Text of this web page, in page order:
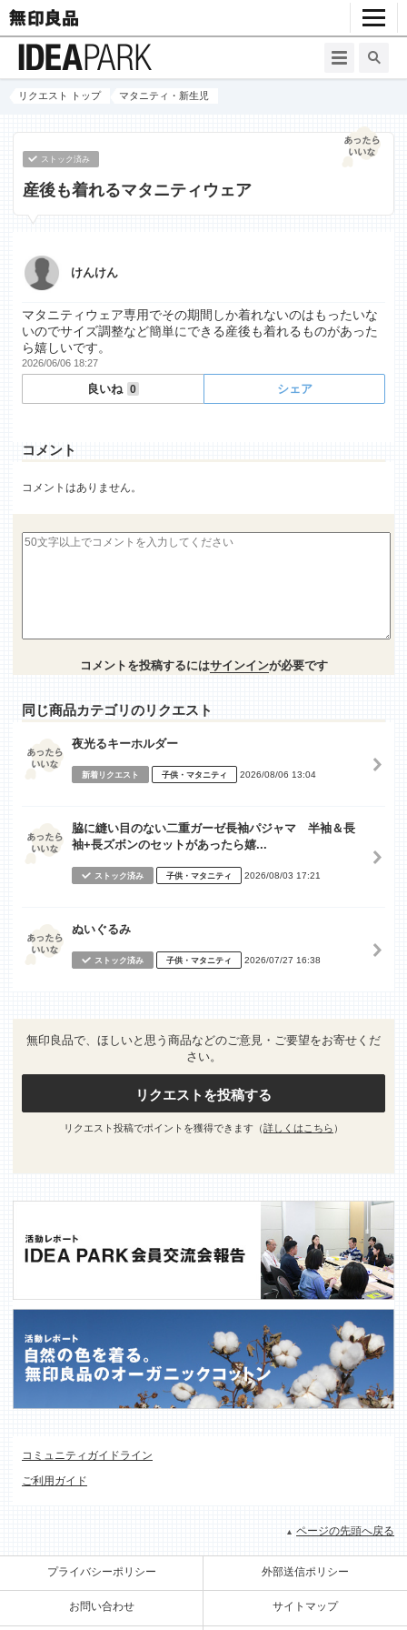
リクエスト トップ マタニティ・新生児
ストック済み
産後も着れるマタニティウェア
けんけん
マタニティウェア専用でその期間しか着れないのはもったいな
いのでサイズ調整など簡単にできる産後も着れるものがあった
ら嬉しいです。
2026/06/06 18:27
良いね 0 シェア
コメント
コメントはありません。
コメントを投稿するにはサインインが必要です
同じ商品カテゴリのリクエスト
夜光るキーホルダー
新着リクエスト 子供・マタニティ 2026/08/06 13:04
脇に縫い目のない二重ガーゼ長袖パジャマ 半袖＆長
袖+長ズボンのセットがあったら嬉...
ストック済み 子供・マタニティ 2026/08/03 17:21
ぬいぐるみ
ストック済み 子供・マタニティ 2026/07/27 16:38
無印良品で、ほしいと思う商品などのご意見・ご要望をお寄せくだ
さい。
リクエストを投稿する
リクエスト投稿でポイントを獲得できます（詳しくはこちら ）
コミュニティガイドライン
ご利用ガイド
ページの先頭へ戻る
プライバシーポリシー 外部送信ポリシー
お問い合わせ サイトマップ